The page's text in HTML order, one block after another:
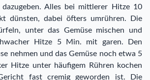
dazugeben. Alles bei mittlerer Hitze 10
dünsten, dabei öfters umrühren. Die
unter das Gemüse mischen und
Hitze 5 Min. mit garen. Den
nehmen und das Gemüse noch etwa 5
Hitze unter häufigem Rühren kochen
fast cremig geworden ist. Die